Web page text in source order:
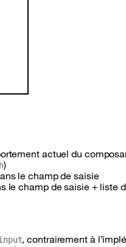
actuel du
)
le champ de saisie
le champ de saisie + liste
, contrairement à